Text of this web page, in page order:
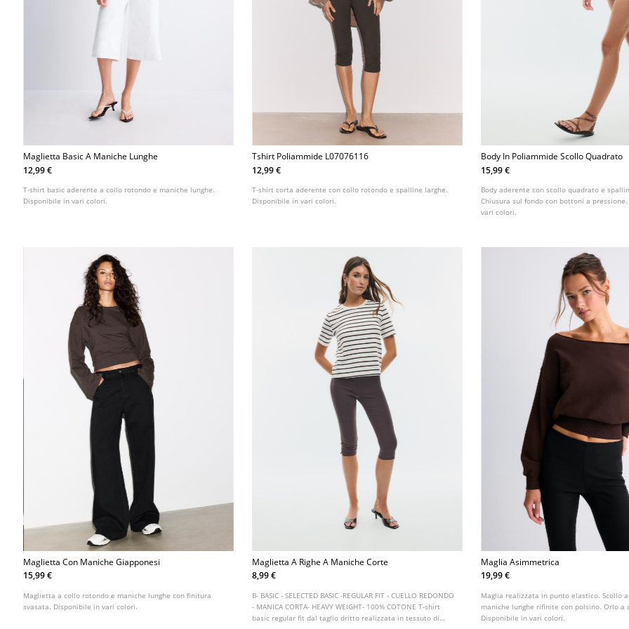
Maglietta Basic A Maniche Lunghe
12,99 €
T-shirt basic aderente a collo rotondo e maniche lunghe.
Disponibile in vari colori.
Tshirt Poliammide L07076116
12,99 €
T-shirt corta aderente con collo rotondo e spalline larghe.
Disponibile in vari colori.
Body In Poliammide Scollo Quadrato
15,99 €
Body aderente con scollo quadrato e
Chiusura sul fondo con bottoni a
vari colori.
Maglietta Con Maniche Giapponesi
15,99 €
Maglietta a collo rotondo e maniche lunghe con finitura
svasata. Disponibile in vari colori.
Maglietta A Righe A Maniche Corte
8,99 €
B- BASIC - SELECTED BASIC -REGULAR FIT - CUELLO REDONDO
- MANICA CORTA- HEAVY WEIGHT- 100% COTONE T-shirt
basic regular fit dal taglio dritto realizzata in tessuto di
Maglia Asimmetrica
19,99 €
Maglia realizzata in punto elastico. Scollo
maniche lunghe rifinite con polsino. Orlo a
Disponibile in vari colori.